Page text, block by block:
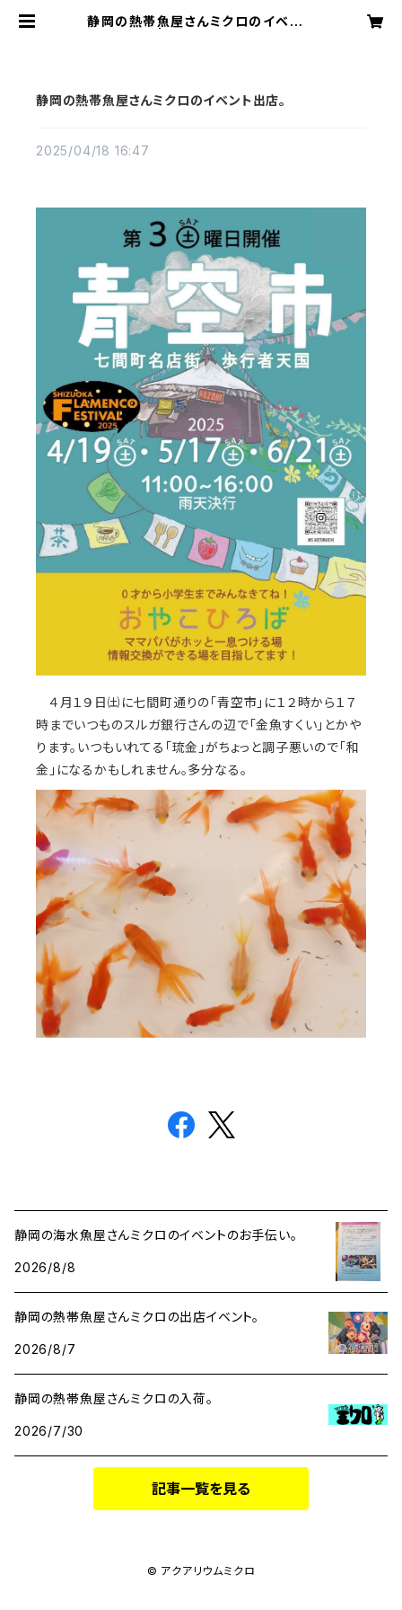
静岡の熱帯魚屋さんミクロのイベント
静岡の熱帯魚屋さんミクロのイベント出店。
2025/04/18 16:47
４月１９日㈯に七間町通りの「青空市」に１２時から１７
時までいつものスルガ銀行さんの辺で「金魚すくい」とかや
ります。いつもいれてる「琉金」がちょっと調子悪いので「和
金」になるかもしれません。多分なる。
静岡の海水魚屋さんミクロのイベントのお手伝い。
2026/8/8
静岡の熱帯魚屋さんミクロの出店イベント。
2026/8/7
静岡の熱帯魚屋さんミクロの入荷。
2026/7/30
記事一覧を見る
© アクアリウムミクロ